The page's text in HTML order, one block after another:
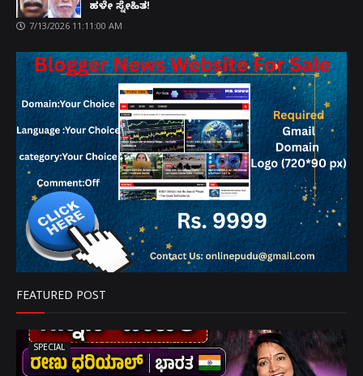
ಹಳೇ ಸ್ನೇಹಿತ!
7/13/2026 11:11:00 AM
FEATURED POST
SPECIAL